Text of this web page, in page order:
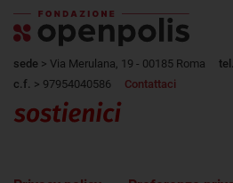
sede > Via Merulana, 19 - 00185 Roma tel.
c.f. > 97954040586 Contattaci